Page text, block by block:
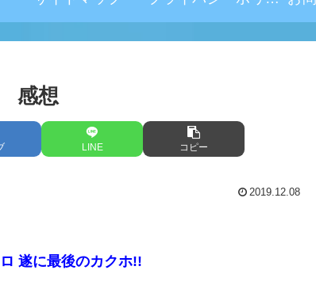
感想
LINE コピー
2019.12.08
遂に最後のカクホ!!